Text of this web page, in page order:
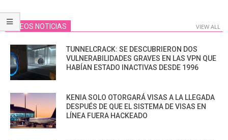
VIDEOS NOTICIAS VIEW ALL
TUNNELCRACK: SE DESCUBRIERON DOS
VULNERABILIDADES GRAVES EN LAS VPN QUE
HABÍAN ESTADO INACTIVAS DESDE 1996
KENIA SOLO OTORGARÁ VISAS A LA LLEGADA
DESPUÉS DE QUE EL SISTEMA DE VISAS EN
LÍNEA FUERA HACKEADO